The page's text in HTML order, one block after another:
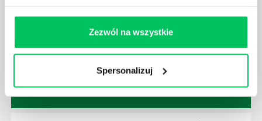
Zezwól na wszystkie
Spersonalizuj
specjalnych zespołów projektowych, a ich praca
stanowi podstawę działalności wielu przedsiębiorstw.